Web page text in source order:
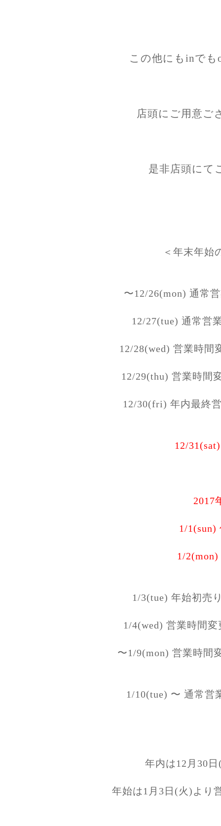
この他にもinで
店頭にご用意ご
是非店頭にて
＜年末年始
〜12/26(mon) 通常
12/27(tue) 通常営
12/28(wed) 営業時間
12/29(thu) 営業時間
12/30(fri) 年内最終
12/
2017
1/1(sun)
1/
1/3(tue) 年始初売
1/4(wed) 営業時間
〜1/9(mon) 営業時間
1/10(tue) 〜 通常営
年内は12月30
年始は1月3日(火)より